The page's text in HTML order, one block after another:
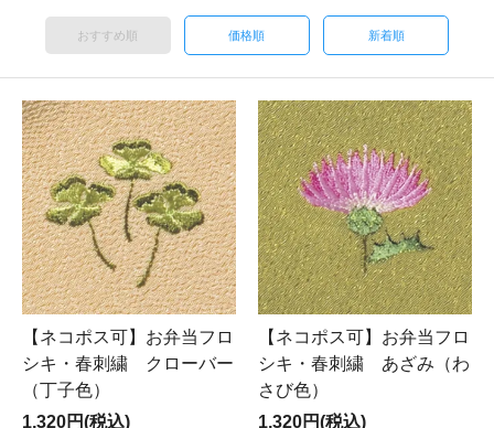
おすすめ順 価格順 新着順
【ネコポス可】お弁当フロ
シキ・春刺繍 クローバー
（丁子色）
1,320円(税込)
【ネコポス可】お弁当フロ
シキ・春刺繍 あざみ（わ
さび色）
1,320円(税込)